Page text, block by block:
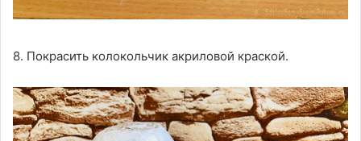
8. Покрасить колокольчик акриловой краской.